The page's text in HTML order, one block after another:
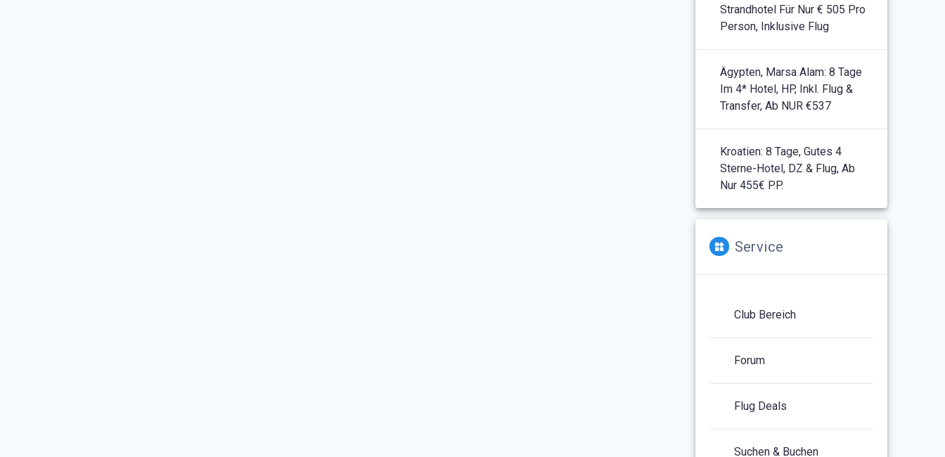
Strandhotel Für Nur € 505 Pro
Person, Inklusive Flug
Ägypten, Marsa Alam: 8 Tage
Im 4* Hotel, HP, Inkl. Flug &
Transfer, Ab NUR €537
Kroatien: 8 Tage, Gutes 4
Sterne-Hotel, DZ & Flug, Ab
Nur 455€ P.P.
Service
Club Bereich
Forum
Flug Deals
Suchen & Buchen